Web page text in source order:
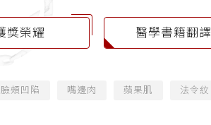
獎榮耀 醫學書籍翻譯
臉頰凹陷 嘴邊肉 蘋果肌 法令紋